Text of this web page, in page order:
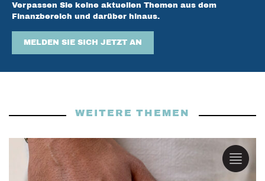
Verpassen Sie keine aktuellen Themen aus dem
Finanzbereich und darüber hinaus.
MELDEN SIE SICH JETZT AN
WEITERE THEMEN